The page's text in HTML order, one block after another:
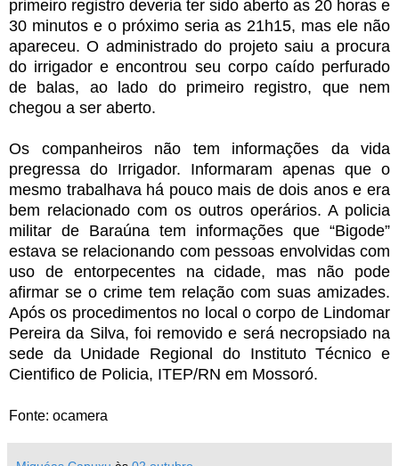
primeiro registro deveria ter sido aberto as 20 horas e
30 minutos e o próximo seria as 21h15, mas ele não
apareceu. O administrado do projeto saiu a procura
do irrigador e encontrou seu corpo caído perfurado
de balas, ao lado do primeiro registro, que nem
chegou a ser aberto.
Os companheiros não tem informações da vida
pregressa do Irrigador. Informaram apenas que o
mesmo trabalhava há pouco mais de dois anos e era
bem relacionado com os outros operários. A policia
militar de Baraúna tem informações que “Bigode”
estava se relacionando com pessoas envolvidas com
uso de entorpecentes na cidade, mas não pode
afirmar se o crime tem relação com suas amizades.
Após os procedimentos no local o corpo de Lindomar
Pereira da Silva, foi removido e será necropsiado na
sede da Unidade Regional do Instituto Técnico e
Cientifico de Policia, ITEP/RN em Mossoró.
Fonte: ocamera